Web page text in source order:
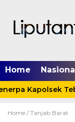
Home
Kapolsek
Home / Tanjab Barat